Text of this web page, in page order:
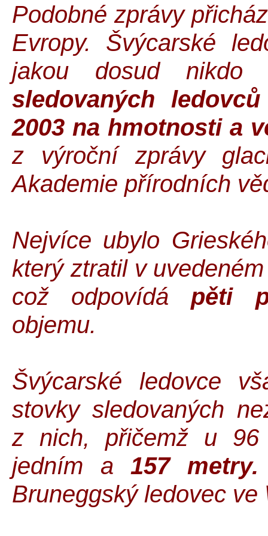
Podobné zprávy
Evropy. Švýcarské
jakou dosud nikdo
sledovaných
2003 na hmotnosti a
z výroční zprávy
Akademie přírodních
Nejvíce ubylo
který ztratil v
což odpovídá pěti
objemu.
Švýcarské ledovce
stovky sledovaných
z nich, přičemž u 96
jedním a 157 metry.
Bruneggský ledovec ve